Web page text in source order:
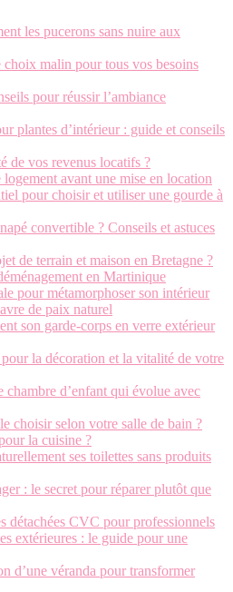
les pucerons sans nuire aux
malin pour tous vos besoins
pour réussir l’ambiance
plantes d’intérieur : guide et conseils
de vos revenus locatifs ?
avant une mise en location
pour choisir et utiliser une gourde à
convertible ? Conseils et astuces
de terrain et maison en Bretagne ?
en Martinique
pour métamorphoser son intérieur
de paix naturel
son garde-corps en verre extérieur
la décoration et la vitalité de votre
chambre d’enfant qui évolue avec
choisir selon votre salle de bain ?
la cuisine ?
ses toilettes sans produits
: le secret pour réparer plutôt que
détachées CVC pour professionnels
extérieures : le guide pour une
d’une véranda pour transformer